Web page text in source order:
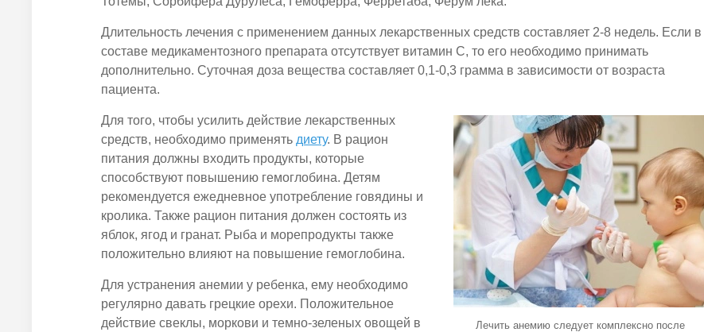
Длительность лечения с применением данных лекарственных средств составляет 2-8 недель. Если в
составе медикаментозного препарата отсутствует витамин С, то его необходимо принимать
дополнительно. Суточная доза вещества составляет 0,1-0,3 грамма в зависимости от возраста
пациента.
Лечить анемию следует комплексно после
Для того, чтобы усилить действие лекарственных
средств, необходимо применять диету. В рацион
питания должны входить продукты, которые
способствуют повышению гемоглобина. Детям
рекомендуется ежедневное употребление говядины и
кролика. Также рацион питания должен состоять из
яблок, ягод и гранат. Рыба и морепродукты также
положительно влияют на повышение гемоглобина.
Для устранения анемии у ребенка, ему необходимо
регулярно давать грецкие орехи. Положительное
действие свеклы, моркови и темно-зеленых овощей в